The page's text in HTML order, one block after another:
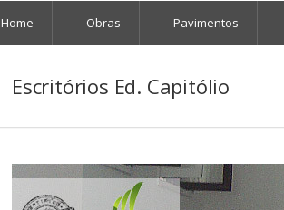
Home Obras Pavimentos
Escritórios Ed. Capitólio